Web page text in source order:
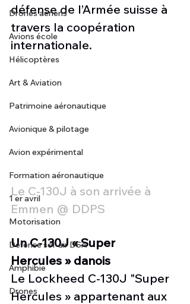
Drones aériens
Avions école
Hélicoptères
Art & Aviation
Patrimoine aéronautique
Avionique & pilotage
Avion expérimental
Formation aéronautique
1 er avril
Motorisation
Défense sol-air DSA
Amphibie
Drones
défense de l’Armée suisse à
travers la coopération
internationale.
Le C-130J à son arrivée à
Emmen @ DDPS
Un C-130J « Super
Hercules » danois
Le Lockheed C-130J "Super
Hercules » appartenant aux